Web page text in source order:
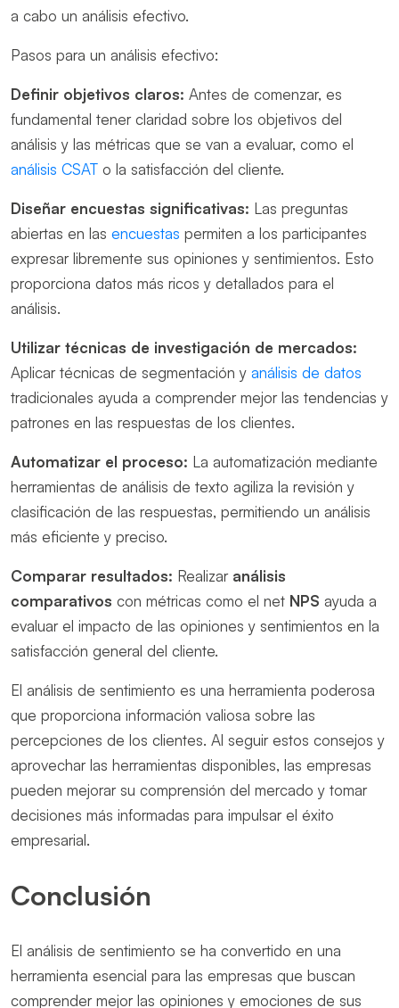
a cabo un análisis efectivo.
Pasos para un análisis efectivo:
Definir objetivos claros: Antes de comenzar, es
fundamental tener claridad sobre los objetivos del
análisis y las métricas que se van a evaluar, como el
análisis CSAT o la satisfacción del cliente.
Diseñar encuestas significativas: Las preguntas
abiertas en las encuestas permiten a los participantes
expresar libremente sus opiniones y sentimientos. Esto
proporciona datos más ricos y detallados para el
análisis.
Utilizar técnicas de investigación de mercados:
Aplicar técnicas de segmentación y análisis de datos
tradicionales ayuda a comprender mejor las tendencias y
patrones en las respuestas de los clientes.
Automatizar el proceso: La automatización mediante
herramientas de análisis de texto agiliza la revisión y
clasificación de las respuestas, permitiendo un análisis
más eficiente y preciso.
Comparar resultados: Realizar análisis
comparativos con métricas como el net NPS ayuda a
evaluar el impacto de las opiniones y sentimientos en la
satisfacción general del cliente.
El análisis de sentimiento es una herramienta poderosa
que proporciona información valiosa sobre las
percepciones de los clientes. Al seguir estos consejos y
aprovechar las herramientas disponibles, las empresas
pueden mejorar su comprensión del mercado y tomar
decisiones más informadas para impulsar el éxito
empresarial.
Conclusión
El análisis de sentimiento se ha convertido en una
herramienta esencial para las empresas que buscan
comprender mejor las opiniones y emociones de sus